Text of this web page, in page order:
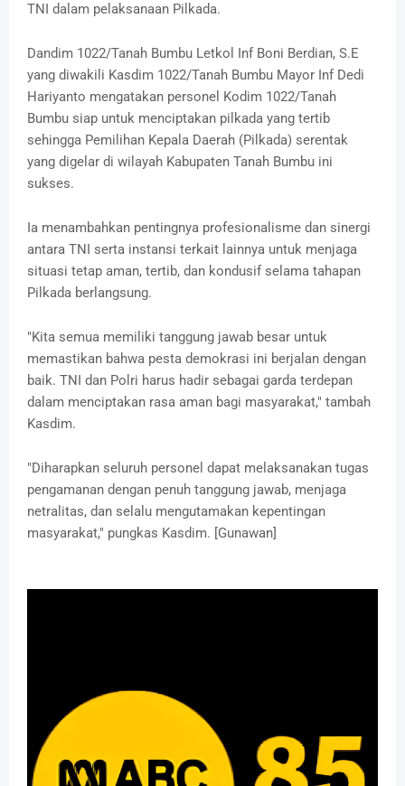
TNI dalam pelaksanaan Pilkada.
Dandim 1022/Tanah Bumbu Letkol Inf Boni Berdian, S.E
yang diwakili Kasdim 1022/Tanah Bumbu Mayor Inf Dedi
Hariyanto mengatakan personel Kodim 1022/Tanah
Bumbu siap untuk menciptakan pilkada yang tertib
sehingga Pemilihan Kepala Daerah (Pilkada) serentak
yang digelar di wilayah Kabupaten Tanah Bumbu ini
sukses.
Ia menambahkan pentingnya profesionalisme dan sinergi
antara TNI serta instansi terkait lainnya untuk menjaga
situasi tetap aman, tertib, dan kondusif selama tahapan
Pilkada berlangsung.
"Kita semua memiliki tanggung jawab besar untuk
memastikan bahwa pesta demokrasi ini berjalan dengan
baik. TNI dan Polri harus hadir sebagai garda terdepan
dalam menciptakan rasa aman bagi masyarakat," tambah
Kasdim.
"Diharapkan seluruh personel dapat melaksanakan tugas
pengamanan dengan penuh tanggung jawab, menjaga
netralitas, dan selalu mengutamakan kepentingan
masyarakat," pungkas Kasdim. [Gunawan]